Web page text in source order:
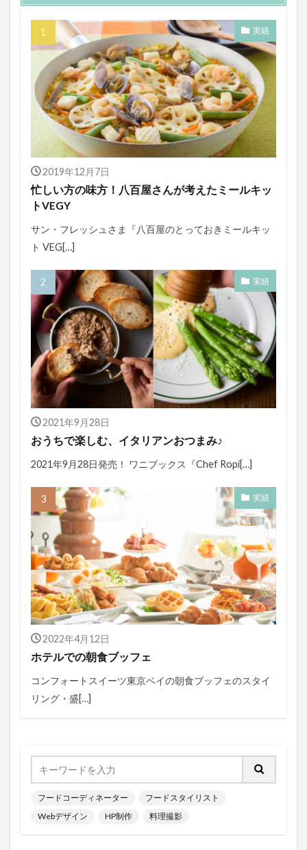
実績
2019年12月7日
忙しい方の味方！八百屋さんが考えたミールキッ
トVEGY
サン・フレッシュさま『八百屋のとっておきミールキッ
ト VEG[…]
実績
2021年9月28日
おうちで楽しむ、イタリアンおつまみ♪
2021年9月28日発売！ ワニブックス『Chef Ropi[…]
実績
2022年4月12日
ホテルでの朝食ブッフェ
コンフォートスイーツ東京ベイの朝食ブッフェのスタイ
リング・盛[…]
フードコーディネーター
フードスタイリスト
Webデザイン
HP制作 料理撮影